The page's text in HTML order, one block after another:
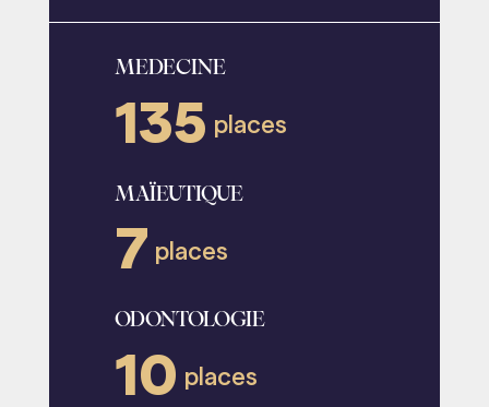
MEDECINE
135 places
MAÏEUTIQUE
7 places
ODONTOLOGIE
10 places